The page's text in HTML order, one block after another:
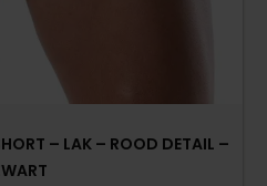
– LAK – ROOD DETAIL –